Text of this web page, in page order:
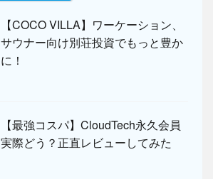
【COCO VILLA】ワーケーション、
サウナー向け別荘投資でもっと豊か
に！
【最強コスパ】CloudTech永久会員
実際どう？正直レビューしてみた